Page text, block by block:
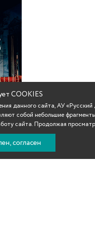
COOKIES
данного сайта, АУ
собой небольшие
сайта. Продолжая
согласен